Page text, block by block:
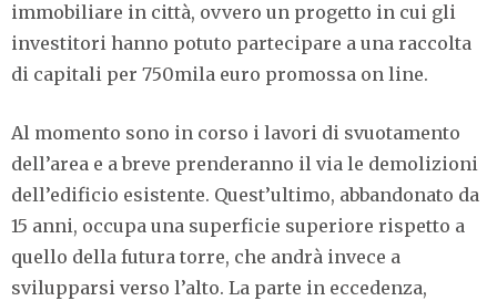
immobiliare in città, ovvero un progetto in cui gli
investitori hanno potuto partecipare a una raccolta
di capitali per 750mila euro promossa on line.
Al momento sono in corso i lavori di svuotamento
dell’area e a breve prenderanno il via le demolizioni
dell’edificio esistente. Quest’ultimo, abbandonato da
15 anni, occupa una superficie superiore rispetto a
quello della futura torre, che andrà invece a
svilupparsi verso l’alto. La parte in eccedenza,